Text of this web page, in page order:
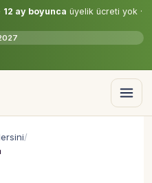
12 ay boyunca üyelik ücreti yok ·
/